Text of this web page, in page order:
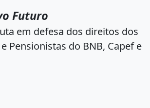
Futuro
em defesa dos direitos dos
Pensionistas do BNB, Capef e